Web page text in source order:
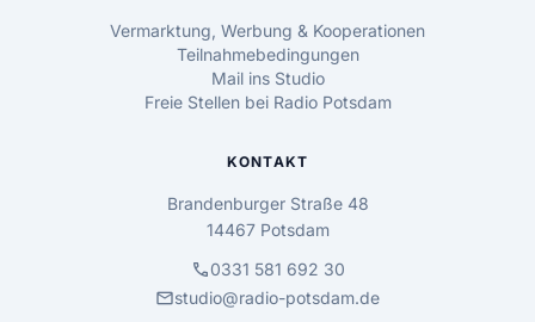
Vermarktung, Werbung & Kooperationen
Teilnahmebedingungen
Mail ins Studio
Freie Stellen bei Radio Potsdam
KONTAKT
Brandenburger Straße 48
14467 Potsdam
call0331 581 692 30
mailstudio@radio-potsdam.de